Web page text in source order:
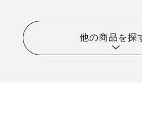
他の商品を探